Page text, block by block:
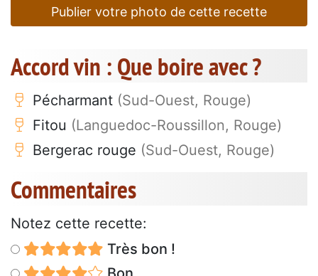
Publier votre photo de cette recette
Accord vin : Que boire avec ?
Pécharmant (Sud-Ouest, Rouge)
Fitou (Languedoc-Roussillon, Rouge)
Bergerac rouge (Sud-Ouest, Rouge)
Commentaires
Notez cette recette:
Très bon !